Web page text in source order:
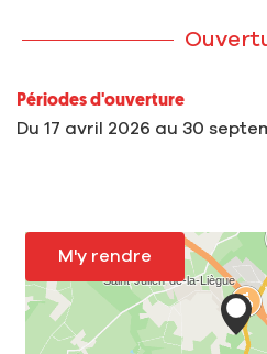
Périodes d'ouverture
Du 17 avril 2026 au 30
M'y rendre